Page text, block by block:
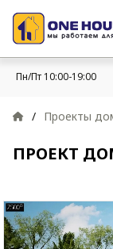
Пн/Пт 10:00-19:00
/ Проекты
ПРОЕКТ